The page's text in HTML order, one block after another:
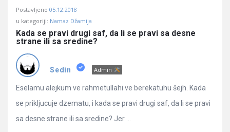
Postavljeno 05.12.2018
u kategoriji: Namaz Džamija
Kada se pravi drugi saf, da li se pravi sa desne
strane ili sa sredine?
Sedin Admin
Eselamu alejkum ve rahmetullahi ve berekatuhu šejh. Kada
se prikljucuje dzematu, i kada se pravi drugi saf, da li se pravi
sa desne strane ili sa sredine? Jer ...